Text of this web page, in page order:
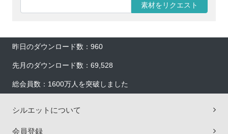
素材をリクエスト
昨日のダウンロード数：960
先月のダウンロード数：69,528
総会員数：1600万人を突破しました
シルエットについて
会員登録